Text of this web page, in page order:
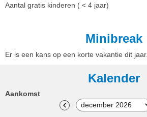
Aantal gratis kinderen ( < 4 jaar)
Minibreak
Er is een kans op een korte vakantie dit jaar.
Kalender
Aankomst